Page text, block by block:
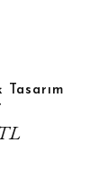
Tasarım